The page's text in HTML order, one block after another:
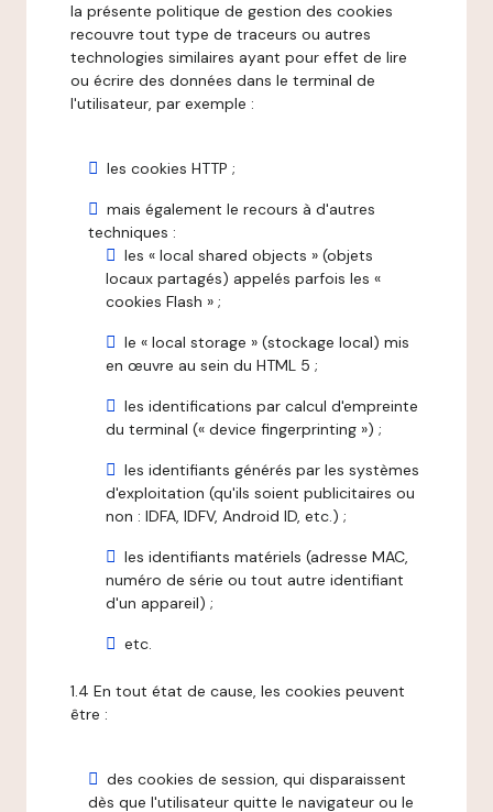
la présente politique de gestion des cookies
recouvre tout type de traceurs ou autres
technologies similaires ayant pour effet de lire
ou écrire des données dans le terminal de
l'utilisateur, par exemple :
les cookies HTTP ;
mais également le recours à d'autres
techniques :
les « local shared objects » (objets
locaux partagés) appelés parfois les «
cookies Flash » ;
le « local storage » (stockage local) mis
en œuvre au sein du HTML 5 ;
les identifications par calcul d'empreinte
du terminal (« device fingerprinting ») ;
les identifiants générés par les systèmes
d'exploitation (qu'ils soient publicitaires ou
non : IDFA, IDFV, Android ID, etc.) ;
les identifiants matériels (adresse MAC,
numéro de série ou tout autre identifiant
d'un appareil) ;
etc.
1.4 En tout état de cause, les cookies peuvent
être :
des cookies de session, qui disparaissent
dès que l'utilisateur quitte le navigateur ou le